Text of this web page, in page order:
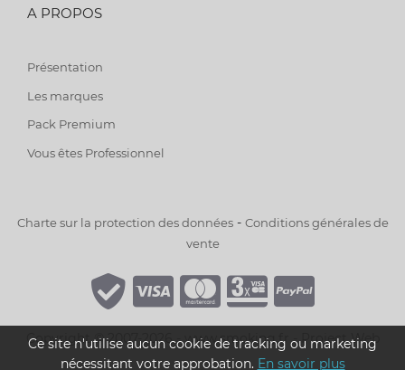
A PROPOS
Présentation
Les marques
Pack Premium
Vous êtes Professionnel
Charte sur la protection des données- Conditions générales de
vente
Copyright © 2007-2026 - www.smoking.fr -Project Web
Ce site n'utilise aucun cookie de tracking ou marketing
nécessitant votre approbation. En savoir plus